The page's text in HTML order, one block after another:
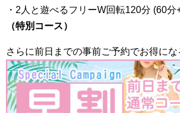
・2人と遊べるフリーW回転120分 (60分
（特別コース）
さらに前日までの事前ご予約でお得にな